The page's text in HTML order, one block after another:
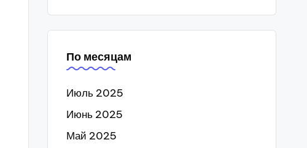
По месяцам
Июль 2025
Июнь 2025
Май 2025